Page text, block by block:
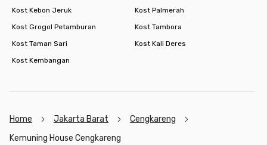
Kost Kebon Jeruk
Kost Palmerah
Kost Grogol Petamburan
Kost Tambora
Kost Taman Sari
Kost Kali Deres
Kost Kembangan
Home Jakarta Barat
Cengkareng
Kemuning House Cengkareng